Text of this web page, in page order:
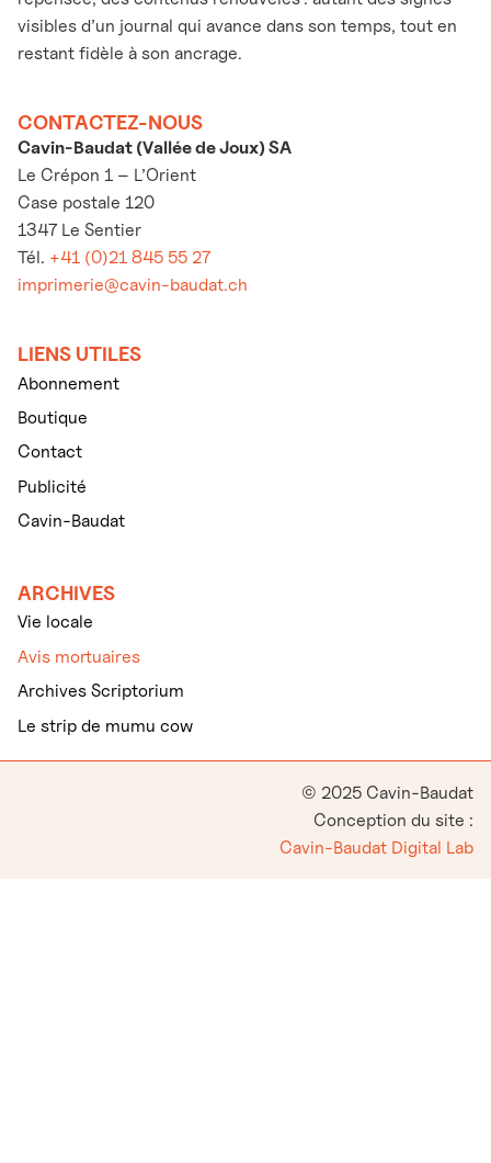
visibles d’un journal qui avance dans son temps, tout en
restant fidèle à son ancrage.
CONTACTEZ-NOUS
Cavin-Baudat (Vallée de Joux) SA
Le Crépon 1 – L’Orient
Case postale 120
1347 Le Sentier
Tél. +41 (0)21 845 55 27
imprimerie@cavin-baudat.ch
LIENS UTILES
Abonnement
Boutique
Contact
Publicité
Cavin-Baudat
ARCHIVES
Vie locale
Avis mortuaires
Archives Scriptorium
Le strip de mumu cow
© 2025 Cavin-Baudat
Conception du site :
Cavin-Baudat Digital Lab